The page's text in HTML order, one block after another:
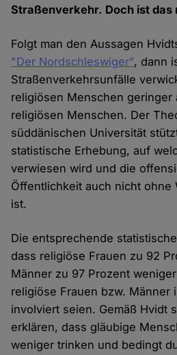
Straßenverkehr. Doch ist das
Folgt man den Aussagen
"Der Nordschleswiger", dann
Straßenverkehrsunfälle
religiösen Menschen geringer
religiösen Menschen. Der
süddänischen Universität
statistische Erhebung, auf
verwiesen wird und die
Öffentlichkeit auch nicht ohne
ist.
Die entsprechende
dass religiöse Frauen zu 92
Männer zu 97 Prozent
religiöse Frauen bzw. Männer
involviert seien. Gemäß Hvidt
erklären, dass gläubige
weniger trinken und bedingt